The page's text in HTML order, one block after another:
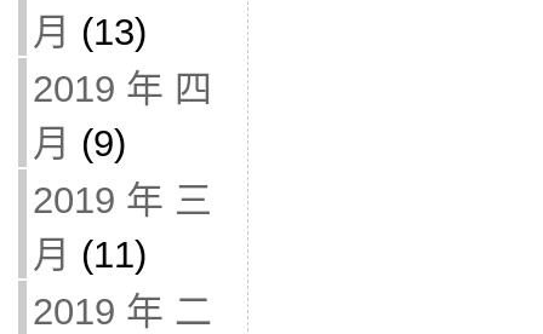
月 (13)
2019 年 四
月 (9)
2019 年 三
月 (11)
2019 年 二